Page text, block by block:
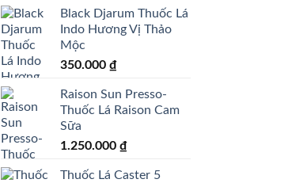
Black Djarum Thuốc Lá
Indo Hương Vị Thảo
Mộc
350.000 ₫
Raison Sun Presso-
Thuốc Lá Raison Cam
Sữa
1.250.000 ₫
Thuốc Lá Caster 5